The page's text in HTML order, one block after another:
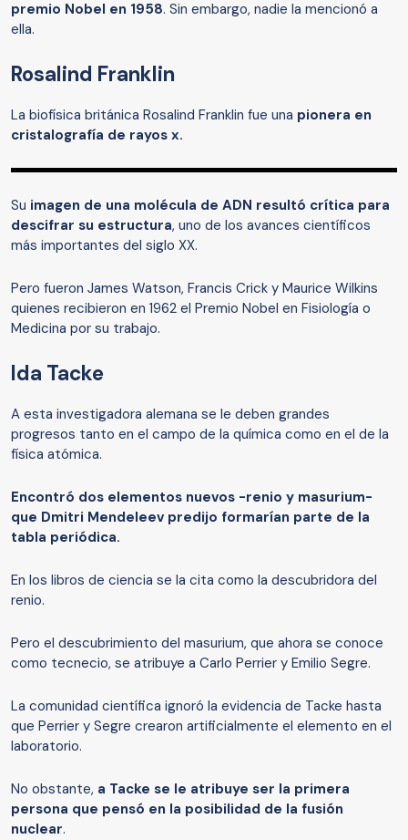
premio Nobel en 1958. Sin embargo, nadie la mencionó a
ella.
Rosalind Franklin
La biofísica británica Rosalind Franklin fue una pionera en
cristalografía de rayos x.
Su imagen de una molécula de ADN resultó crítica para
descifrar su estructura, uno de los avances científicos
más importantes del siglo XX.
Pero fueron James Watson, Francis Crick y Maurice Wilkins
quienes recibieron en 1962 el Premio Nobel en Fisiología o
Medicina por su trabajo.
Ida Tacke
A esta investigadora alemana se le deben grandes
progresos tanto en el campo de la química como en el de la
física atómica.
Encontró dos elementos nuevos -renio y masurium-
que Dmitri Mendeleev predijo formarían parte de la
tabla periódica.
En los libros de ciencia se la cita como la descubridora del
renio.
Pero el descubrimiento del masurium, que ahora se conoce
como tecnecio, se atribuye a Carlo Perrier y Emilio Segre.
La comunidad científica ignoró la evidencia de Tacke hasta
que Perrier y Segre crearon artificialmente el elemento en el
laboratorio.
No obstante, a Tacke se le atribuye ser la primera
persona que pensó en la posibilidad de la fusión
nuclear.